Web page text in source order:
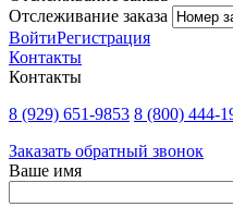
Отслеживание заказа
ВойтиРегистрация
Контакты
Контакты
8 (929) 651-9853 8 (800) 444-
Заказать обратный звонок
Ваше имя